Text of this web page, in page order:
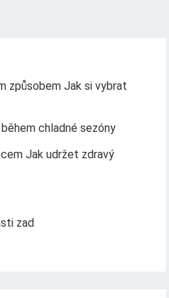
způsobem Jak si vybrat
chladné sezóny
Jak udržet zdravý
zad